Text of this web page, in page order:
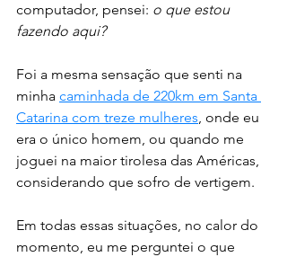
computador, pensei: o que estou
fazendo aqui?
Foi a mesma sensação que senti na
minha caminhada de 220km em Santa
Catarina com treze mulheres, onde eu
era o único homem, ou quando me
joguei na maior tirolesa das Américas,
considerando que sofro de vertigem.
Em todas essas situações, no calor do
momento, eu me perguntei o que